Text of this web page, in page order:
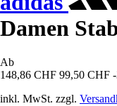
Damen
Ab
148,86 CHF 99,50 CHF
inkl. MwSt. zzgl.